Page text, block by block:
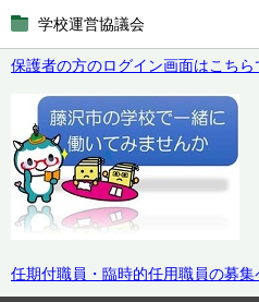
学校運営協議会
保護者の方のログイン画面はこちら
任期付職員・臨時的任用職員の募集